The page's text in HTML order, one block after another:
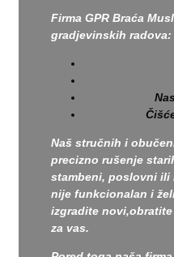
Firma GPR Braća
gradjevinskih radova:
Naš stručnih i
precizno rušenje
stambeni, poslovni
nije funkcionalan i
izgradite novi,obratite
za vas.